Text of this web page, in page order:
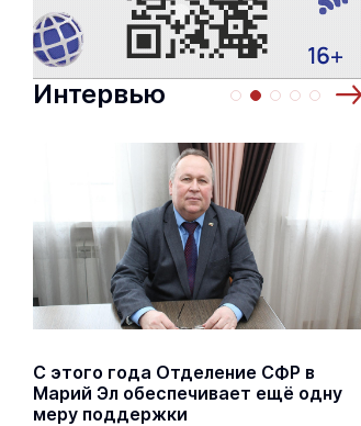
Интервью
С этого года Отделение СФР в
Марий Эл обеспечивает ещё одну
меру поддержки